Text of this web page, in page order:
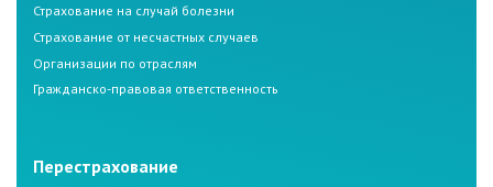
Страхование на случай болезни
Страхование от несчастных случаев
Организации по отраслям
Гражданско-правовая ответственность
Перестрахование